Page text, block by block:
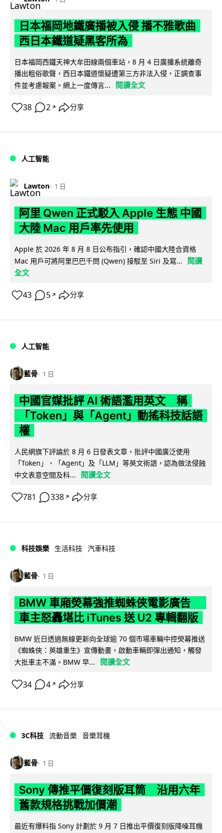
日本福岡地鐵廣播被入侵 播不雅歌曲
西日本鐵道疑黑客所為
日本福岡西鐵天神大牟田線兩個車站，8 月 4 日廣播系統離奇
播出粗俗歌聲，西日本鐵道懷疑遭第三方非法入侵，正調查事
件並考慮報案。網上一度傳言...
閱讀全文
38 2 ↗ 分享
人工智能
Lawton 1 日
阿里 Qwen 正式駁入 Apple 生態 中國
大陸 Mac 用戶率先使用
Apple 於 2026 年 8 月 8 日公布指引，確認中國大陸合資格
Mac 用戶可將阿里巴巴千問 (Qwen) 接駁至 Siri 及寫...
閱讀
全文
43 5 ↗ 分享
人工智能
藍骨 1 日
中國官媒批評 AI 術語濫用英文 稱
「Token」與「Agent」動搖科技話語
權
人民網旗下評論於 8 月 6 日發表文章，批評中國廣泛使用
「Token」、「Agent」及「LLM」等英文術語，認為做法侵蝕
中文表意空間及科...
閱讀全文
781 338 ↗ 分享
科技娛樂 生活科技 汽車科技
藍骨 1 日
BMW 車廂熒幕強推蜘蛛俠電影廣告
車主怒轟堪比 iTunes 送 U2 專輯翻版
BMW 近日透過無線更新向全球逾 70 個市場車輛中控熒幕推送
《蜘蛛俠：英雄重生》宣傳動畫，啟動車輛即彈出通知，觸發
大批車主不滿。BMW 早...
閱讀全文
34 4 ↗ 分享
3C科技 流動音樂 音樂耳機
藍骨 1 日
Sony 傳推平價復刻版耳筒 沿用六年
舊款規格挑戰加價潮
最近有爆料指 Sony 計劃於 9 月 7 日推出平價復刻版降噪耳機